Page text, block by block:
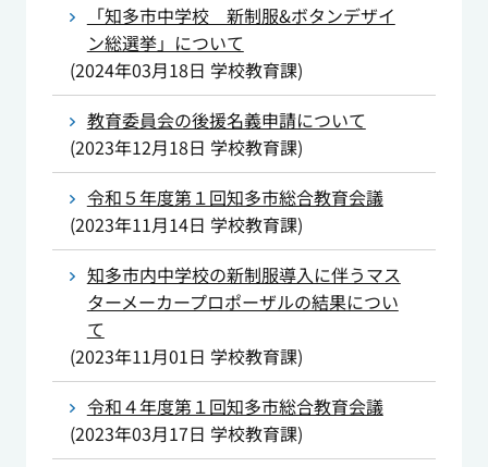
「知多市中学校 新制服&ボタンデザイ
ン総選挙」について
(2024年03月18日 学校教育課)
教育委員会の後援名義申請について
(2023年12月18日 学校教育課)
令和５年度第１回知多市総合教育会議
(2023年11月14日 学校教育課)
知多市内中学校の新制服導入に伴うマス
ターメーカープロポーザルの結果につい
て
(2023年11月01日 学校教育課)
令和４年度第１回知多市総合教育会議
(2023年03月17日 学校教育課)